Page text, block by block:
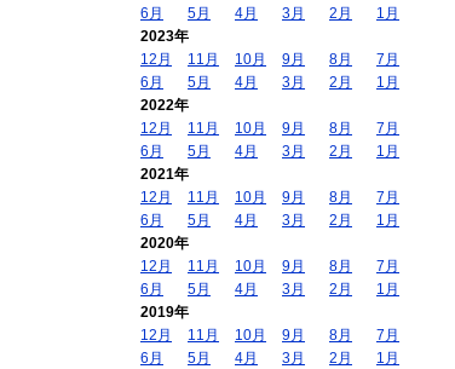
6月
5月 4月 3月 2月
1月
2023年
12月
11月 10月 9月 8月
7月
6月
5月 4月 3月 2月
1月
2022年
12月
11月 10月 9月 8月
7月
6月
5月 4月 3月 2月
1月
2021年
12月
11月 10月 9月 8月
7月
6月
5月 4月 3月 2月
1月
2020年
12月
11月 10月 9月 8月
7月
6月
5月 4月 3月 2月
1月
2019年
12月
11月 10月 9月 8月
7月
6月
5月 4月 3月 2月
1月